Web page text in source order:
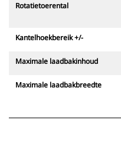
Rotatietoerental
Kantelhoekbereik +/-
Maximale laadbakinhoud
Maximale laadbakbreedte